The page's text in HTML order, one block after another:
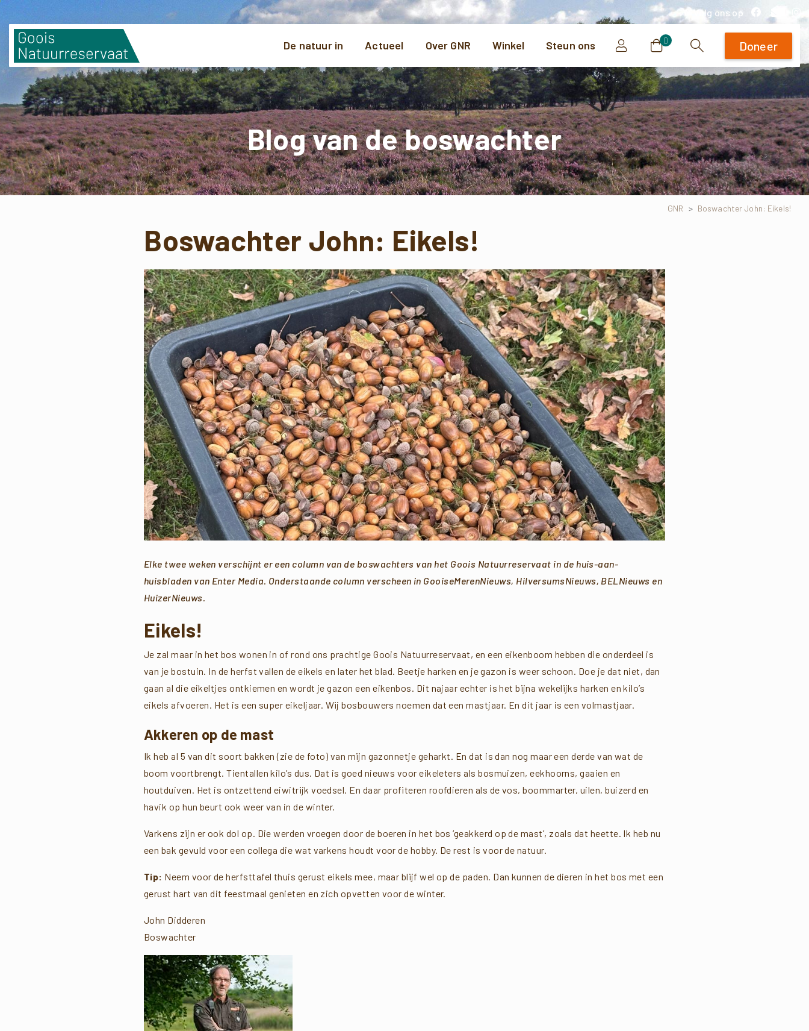
Volg ons op
De natuur in Actueel Over GNR Winkel Steun ons 0
Zoeken Doneer
Blog van de boswachter
GNR > Boswachter John: Eikels!
Boswachter John: Eikels!
Elke twee weken verschijnt er een column van de boswachters van het Goois Natuurreservaat in de huis-aan-
huisbladen van Enter Media. Onderstaande column verscheen in GooiseMerenNieuws, HilversumsNieuws, BELNieuws en
HuizerNieuws.
Eikels!
Je zal maar in het bos wonen in of rond ons prachtige Goois Natuurreservaat, en een eikenboom hebben die onderdeel is
van je bostuin. In de herfst vallen de eikels en later het blad. Beetje harken en je gazon is weer schoon. Doe je dat niet, dan
gaan al die eikeltjes ontkiemen en wordt je gazon een eikenbos. Dit najaar echter is het bijna wekelijks harken en kilo’s
eikels afvoeren. Het is een super eikeljaar. Wij bosbouwers noemen dat een mastjaar. En dit jaar is een volmastjaar.
Akkeren op de mast
Ik heb al 5 van dit soort bakken (zie de foto) van mijn gazonnetje geharkt. En dat is dan nog maar een derde van wat de
boom voortbrengt. Tientallen kilo’s dus. Dat is goed nieuws voor eikeleters als bosmuizen, eekhoorns, gaaien en
houtduiven. Het is ontzettend eiwitrijk voedsel. En daar profiteren roofdieren als de vos, boommarter, uilen, buizerd en
havik op hun beurt ook weer van in de winter.
Varkens zijn er ook dol op. Die werden vroegen door de boeren in het bos ‘geakkerd op de mast’, zoals dat heette. Ik heb nu
een bak gevuld voor een collega die wat varkens houdt voor de hobby. De rest is voor de natuur.
Tip: Neem voor de herfsttafel thuis gerust eikels mee, maar blijf wel op de paden. Dan kunnen de dieren in het bos met een
gerust hart van dit feestmaal genieten en zich opvetten voor de winter.
John Didderen
Boswachter